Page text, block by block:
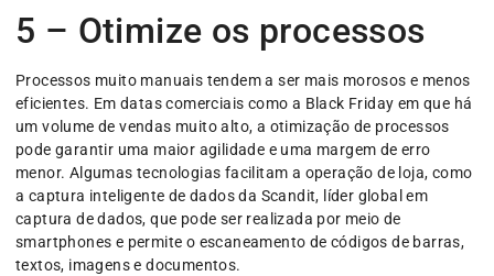
5 – Otimize os processos
Processos muito manuais tendem a ser mais morosos e menos
eficientes. Em datas comerciais como a Black Friday em que há
um volume de vendas muito alto, a otimização de processos
pode garantir uma maior agilidade e uma margem de erro
menor. Algumas tecnologias facilitam a operação de loja, como
a captura inteligente de dados da Scandit, líder global em
captura de dados, que pode ser realizada por meio de
smartphones e permite o escaneamento de códigos de barras,
textos, imagens e documentos.